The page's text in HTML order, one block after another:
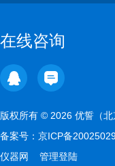
在线咨询
版权所有 © 2026 优誓（
备案号： 京ICP备
仪器网
管理登陆